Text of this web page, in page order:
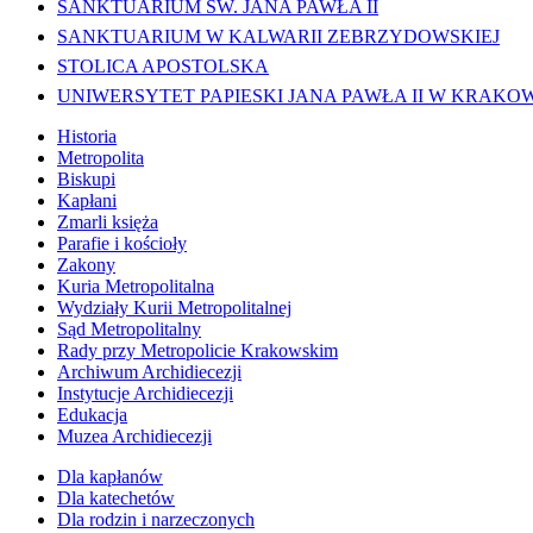
SANKTUARIUM ŚW. JANA PAWŁA II
SANKTUARIUM W KALWARII ZEBRZYDOWSKIEJ
STOLICA APOSTOLSKA
UNIWERSYTET PAPIESKI JANA PAWŁA II W
Historia
Metropolita
Biskupi
Kapłani
Zmarli księża
Parafie i kościoły
Zakony
Kuria Metropolitalna
Wydziały Kurii Metropolitalnej
Sąd Metropolitalny
Rady przy Metropolicie Krakowskim
Archiwum Archidiecezji
Instytucje Archidiecezji
Edukacja
Muzea Archidiecezji
Dla kapłanów
Dla katechetów
Dla rodzin i narzeczonych